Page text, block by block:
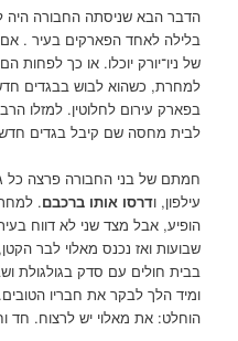
הדבר הבא שניסתה החבורה היה
בלילה לאחד הפארקים בעיר . אם
של ניו־יורק יוכלו. או כך לפחות
למחרת, כשהוא לבוש בבגדים
בפארק עירום לחלוטין. למזלו
לבית מחסה שם קיבל בגדים
חמתם של בני החבורה פרצה כל
עילפון, ודרסו אותו ברכבם.
הופיע, אבל מצד שני לא דווח
שבועות ואז נכנס מאלוי לבר
בבית חולים עם סדק בגולגולת
ומיד הלך לבקר את חבריו
הוחלט: את מאלוי יש לרצוח. חד